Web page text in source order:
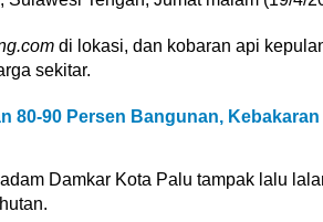
di lokasi, dan kobaran api
sekitar.
80-90 Persen Bangunan,
Damkar Kota Palu tampak lalu